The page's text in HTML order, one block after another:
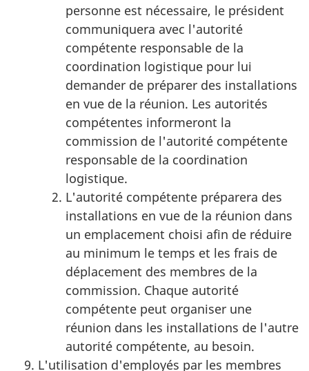
personne est nécessaire, le président
communiquera avec l'autorité
compétente responsable de la
coordination logistique pour lui
demander de préparer des installations
en vue de la réunion. Les autorités
compétentes informeront la
commission de l'autorité compétente
responsable de la coordination
logistique.
L'autorité compétente préparera des
installations en vue de la réunion dans
un emplacement choisi afin de réduire
au minimum le temps et les frais de
déplacement des membres de la
commission. Chaque autorité
compétente peut organiser une
réunion dans les installations de l'autre
autorité compétente, au besoin.
L'utilisation d'employés par les membres